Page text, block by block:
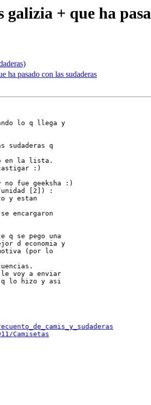
+ que ha
ha pasado con las sudaderas
lo q llega y
sudaderas q
en la lista.
:)
no fue geeksha :)
unidad [2]) :
y estan
encargaron
q se pego una
d economia y
(por lo
voy a enviar
q lo hizo y asi
Camisetas